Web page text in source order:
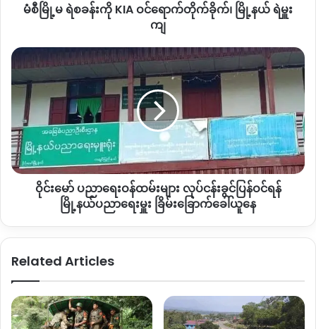
မြို့နယ်
ကျ
မံစီမြို့မ ရဲစခန်းကို KIA ဝင်ရောက်တိုက်ခိုက်၊ မြို့နယ် ရဲမှူး
ကျ
ဝိုင်း
မော်
ပညာရေး
ဝန်ထမ်း
များ
လုပ်ငန်းခွင်
ပြန်
ဝင်
ရန်
မြို့နယ်
ပညာရေး
ယူ
ဝိုင်းမော် ပညာရေးဝန်ထမ်းများ လုပ်ငန်းခွင်ပြန်ဝင်ရန်
မြို့နယ်ပညာရေးမှူး ခြိမ်းခြောက်ခေါ်ယူနေ
Related Articles